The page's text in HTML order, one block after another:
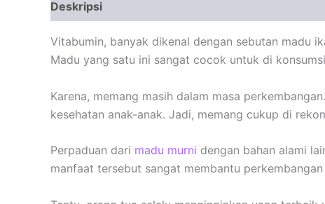
Deskripsi
Vitabumin, banyak dikenal dengan sebutan madu
Madu yang satu ini sangat cocok untuk di
Karena, memang masih dalam masa
kesehatan anak-anak. Jadi, memang cukup di
Perpaduan dari madu murni dengan bahan alami
manfaat tersebut sangat membantu